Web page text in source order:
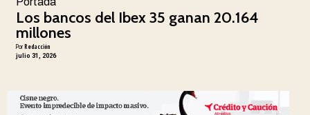
Los bancos del Ibex 35 ganan 20.164
millones
PorRedacción
julio 31, 2026